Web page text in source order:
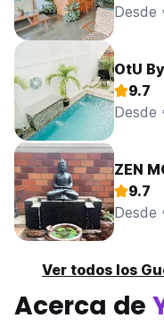
Desde
OtU
9.7
Desde
ZEN
9.7
Desde
Ver todos los
Acerca de